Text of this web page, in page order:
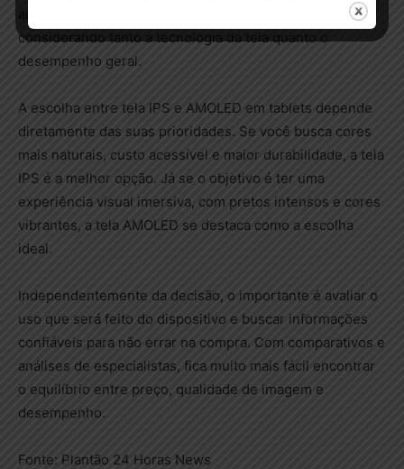
análises que destacam os modelos mais recomendados,
considerando tanto a tecnologia da tela quanto o
desempenho geral.
A escolha entre tela IPS e AMOLED em tablets depende
diretamente das suas prioridades. Se você busca cores
mais naturais, custo acessível e maior durabilidade, a tela
IPS é a melhor opção. Já se o objetivo é ter uma
experiência visual imersiva, com pretos intensos e cores
vibrantes, a tela AMOLED se destaca como a escolha
ideal.
Independentemente da decisão, o importante é avaliar o
uso que será feito do dispositivo e buscar informações
confiáveis para não errar na compra. Com comparativos e
análises de especialistas, fica muito mais fácil encontrar
o equilíbrio entre preço, qualidade de imagem e
desempenho.
Fonte: Plantão 24 Horas News